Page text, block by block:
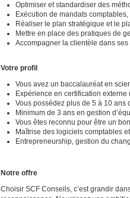
Optimiser et standardiser des
Exécution de mandats
Réaliser le plan stratégique et le
Mettre en place des pratiques de
Accompagner la clientèle dans ses
Votre profil
Vous avez un baccalauréat en
Expérience en certification externe
Vous possédez plus de 5 à 10 ans
Minimum de 3 ans en gestion
Vous êtes reconnu pour être un
Maîtrise des logiciels comptables
Entrepreneurship, gestion du
Notre offre
Choisir SCF Conseils, c’est grandir